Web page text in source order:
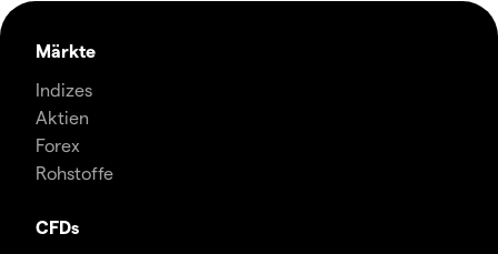
Märkte
Indizes
Aktien
Forex
Rohstoffe
CFDs